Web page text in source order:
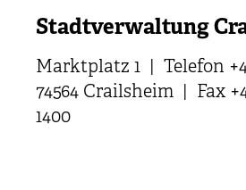
Stadtverwaltung
Marktplatz 1 | Telefon
74564 Crailsheim | Fax
1400